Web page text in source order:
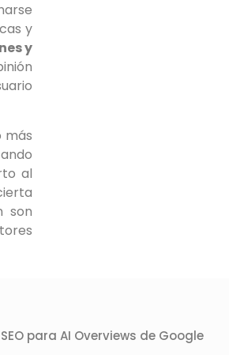
y
y
más
al
son
para AI Overviews de Google